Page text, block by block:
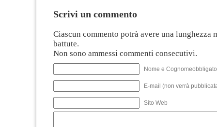
Scrivi un commento
Ciascun commento potrà avere una lunghezza
battute.
Non sono ammessi commenti consecutivi.
Nome e
E-mail (non verrà
Sito Web